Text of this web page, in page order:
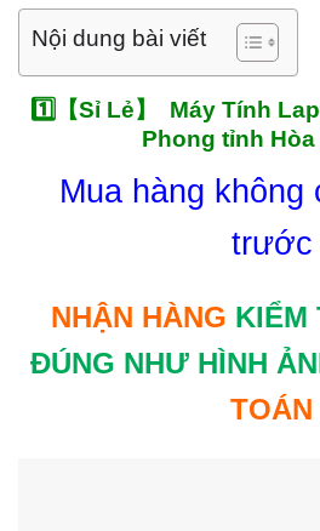
Nội dung bài viết
1️⃣【Sỉ Lẻ】 Máy Tính
Phong tỉnh
Mua hàng không
trước
NHẬN HÀNG KIỂM
ĐÚNG NHƯ HÌNH
TOÁN